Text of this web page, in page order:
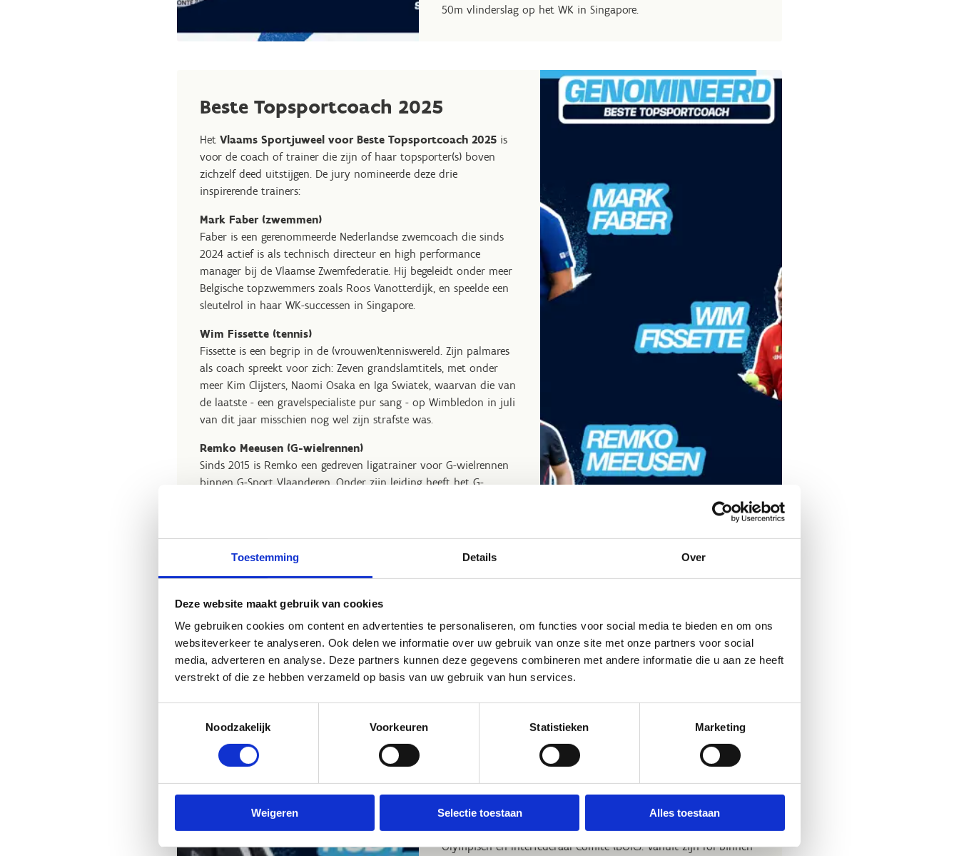
Toestemming Details Over
Deze website maakt gebruik van cookies
We gebruiken cookies om content en advertenties te personaliseren, om functies voor social media te bieden en om ons
websiteverkeer te analyseren. Ook delen we informatie over uw gebruik van onze site met onze partners voor social
media, adverteren en analyse. Deze partners kunnen deze gegevens combineren met andere informatie die u aan ze heeft
verstrekt of die ze hebben verzameld op basis van uw gebruik van hun services.
Noodzakelijk
Voorkeuren Statistieken Marketing
Weigeren Selectie toestaan Alles toestaan
50m vlinderslag op het WK in Singapore.
Beste Topsportcoach 2025
Het Vlaams Sportjuweel voor Beste Topsportcoach 2025 is
voor de coach of trainer die zijn of haar topsporter(s) boven
zichzelf deed uitstijgen. De jury nomineerde deze drie
inspirerende trainers:
Mark Faber (zwemmen)
Faber is een gerenommeerde Nederlandse zwemcoach die sinds
2024 actief is als technisch directeur en high performance
manager bij de Vlaamse Zwemfederatie. Hij begeleidt onder meer
Belgische topzwemmers zoals Roos Vanotterdijk, en speelde een
sleutelrol in haar WK-successen in Singapore.
Wim Fissette (tennis)
Fissette is een begrip in de (vrouwen)tenniswereld. Zijn palmares
als coach spreekt voor zich: Zeven grandslamtitels, met onder
meer Kim Clijsters, Naomi Osaka en Iga Swiatek, waarvan die van
de laatste - een gravelspecialiste pur sang - op Wimbledon in juli
van dit jaar misschien nog wel zijn strafste was.
Remko Meeusen (G-wielrennen)
Sinds 2015 is Remko een gedreven ligatrainer voor G-wielrennen
binnen G-Sport Vlaanderen. Onder zijn leiding heeft het G-
op het vlak van de omkadering.
Beste Topsportversterker 2025
HetVlaams Sportjuweel voor Beste Topsportversterker
topsporters kunnen floreren. De jury nomineerde deze drie straffe
topsportversterkers:
Lahor is een monument binnen de Belgische topsportwereld.
Ondertussen is hij niet meer actief, maar hij heeft zich sinds 1983
zijn hele carrière lang met hart en ziel ingezet voor het Belgisch
Olympisch en Interfederaal Comité (BOIC). Vanuit zijn rol binnen